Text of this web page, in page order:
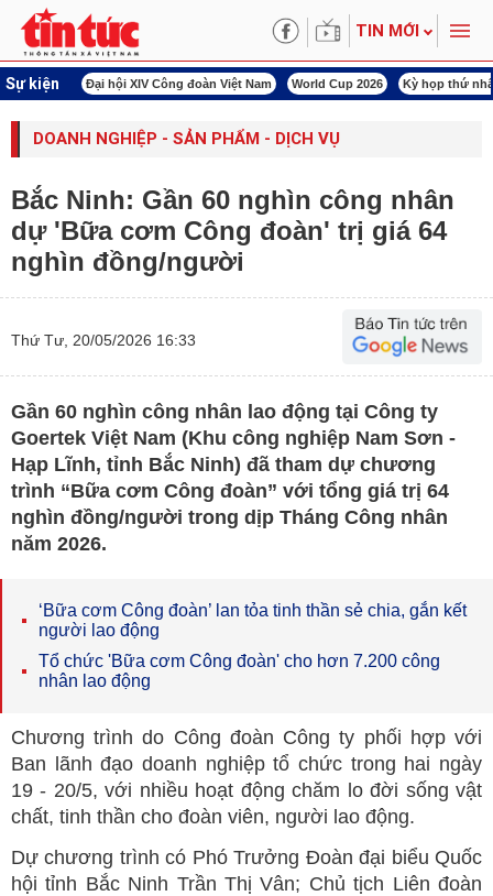
TIN MỚI
Sự kiện
ngày đêm Đại hội XIV Công đoàn Việt Nam World Cup 2026 Kỳ họp thứ
DOANH NGHIỆP - SẢN PHẨM - DỊCH VỤ
Bắc Ninh: Gần 60 nghìn công nhân
dự 'Bữa cơm Công đoàn' trị giá 64
nghìn đồng/người
Thứ Tư, 20/05/2026 16:33
Gần 60 nghìn công nhân lao động tại Công ty
Goertek Việt Nam (Khu công nghiệp Nam Sơn -
Hạp Lĩnh, tỉnh Bắc Ninh) đã tham dự chương
trình “Bữa cơm Công đoàn” với tổng giá trị 64
nghìn đồng/người trong dịp Tháng Công nhân
năm 2026.
‘Bữa cơm Công đoàn’ lan tỏa tinh thần sẻ chia, gắn kết
người lao động
Tổ chức 'Bữa cơm Công đoàn' cho hơn 7.200 công
nhân lao động
Chương trình do Công đoàn Công ty phối hợp với
Ban lãnh đạo doanh nghiệp tổ chức trong hai ngày
19 - 20/5, với nhiều hoạt động chăm lo đời sống vật
chất, tinh thần cho đoàn viên, người lao động.
Dự chương trình có Phó Trưởng Đoàn đại biểu Quốc
hội tỉnh Bắc Ninh Trần Thị Vân; Chủ tịch Liên đoàn